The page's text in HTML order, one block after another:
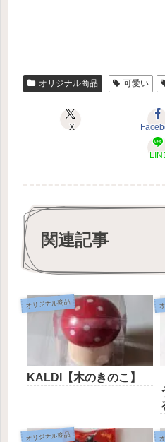
オリジナル商品 可愛い
X
関連記事
オリジナル商品
KALDI【木のきのこ】
オリジナル商品